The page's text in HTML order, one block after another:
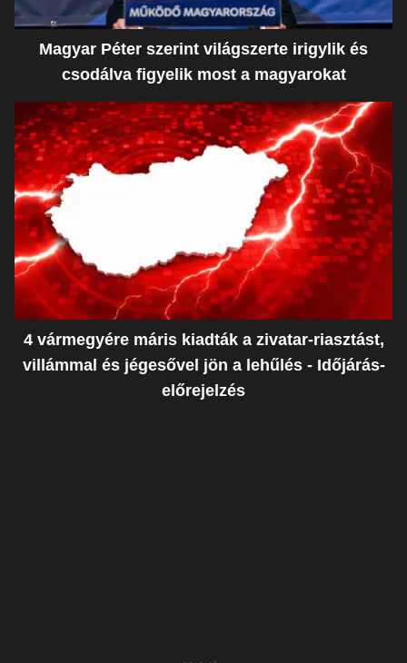
Magyar Péter szerint világszerte irigylik és
csodálva figyelik most a magyarokat
4 vármegyére máris kiadták a zivatar-riasztást,
villámmal és jégesővel jön a lehűlés - Időjárás-
előrejelzés